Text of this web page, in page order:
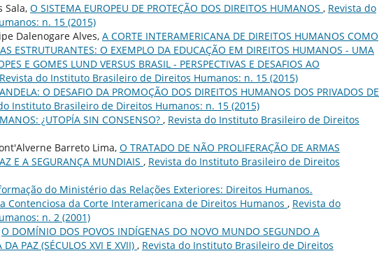
Sala, O SISTEMA EUROPEU DE PROTEÇÃO DOS DIREITOS HUMANOS , Revista do
n. 15 (2015)
Dalenogare Alves, A CORTE INTERAMERICANA DE DIREITOS HUMANOS COMO
ESTRUTURANTES: O EXEMPLO DA EDUCAÇÃO EM DIREITOS HUMANOS - UMA
E GOMES LUND VERSUS BRASIL - PERSPECTIVAS E DESAFIOS AO
Revista do Instituto Brasileiro de Direitos Humanos: n. 15 (2015)
O DESAFIO DA PROMOÇÃO DOS DIREITOS HUMANOS DOS PRIVADOS DE
Instituto Brasileiro de Direitos Humanos: n. 15 (2015)
¿UTOPÍA SIN CONSENSO? , Revista do Instituto Brasileiro de Direitos
Barreto Lima, O TRATADO DE NÃO PROLIFERAÇÃO DE ARMAS
E A SEGURANÇA MUNDIAIS , Revista do Instituto Brasileiro de Direitos
do Ministério das Relações Exteriores: Direitos Humanos.
Contenciosa da Corte Interamericana de Direitos Humanos , Revista do
n. 2 (2001)
O DOMÍNIO DOS POVOS INDÍGENAS DO NOVO MUNDO SEGUNDO A
PAZ (SÉCULOS XVI E XVII) , Revista do Instituto Brasileiro de Direitos